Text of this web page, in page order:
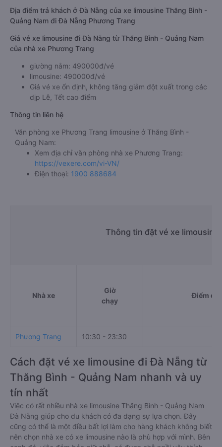
Địa điểm trả khách ở Đà Nẵng của xe limousine Thăng Bình -
Quảng Nam đi Đà Nẵng Phương Trang
Giá vé xe limousine đi Đà Nẵng từ Thăng Bình - Quảng Nam
của nhà xe Phương Trang
giường nằm: 490000đ/vé
limousine: 490000đ/vé
Giá vé xe ổn định, không tăng giảm đột xuất trong các
dịp Lễ, Tết cao điểm
Thông tin liên hệ
Văn phòng xe Phương Trang limousine ở Thăng Bình -
Quảng Nam:
Xem địa chỉ văn phòng nhà xe Phương Trang:
https://vexere.com/vi-VN/
Điện thoại: 1900 888684
Thông tin đặt vé xe limousine
Nhà xe
Giờ
chạy
Điểm đi
Phương Trang 10:30 - 23:30
Cách đặt vé xe limousine đi Đà Nẵng từ
Thăng Bình - Quảng Nam nhanh và uy
tín nhất
Việc có rất nhiều nhà xe limousine Thăng Bình - Quảng Nam
Đà Nẵng giúp cho du khách có đa dạng sự lựa chọn. Đây
cũng có thể là một điều bất lợi làm cho hàng khách không biết
nên chọn nhà xe có xe limousine nào là phù hợp với mình. Bên